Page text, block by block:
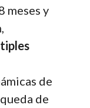
meses y
de
de